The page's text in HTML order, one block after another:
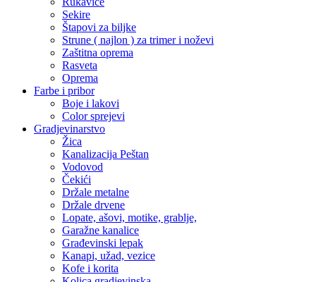
Sekire
Štapovi za biljke
Strune ( najlon ) za trimer i noževi
Zaštitna oprema
Rasveta
Oprema
Farbe i pribor
Boje i lakovi
Color sprejevi
Gradjevinarstvo
Žica
Kanalizacija Peštan
Vodovod
Čekići
Držale metalne
Držale drvene
Lopate, ašovi, motike, grablje,
Garažne kanalice
Građevinski lepak
Kanapi, užad, vezice
Kofe i korita